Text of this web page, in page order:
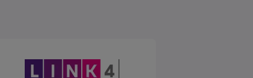
Obraz